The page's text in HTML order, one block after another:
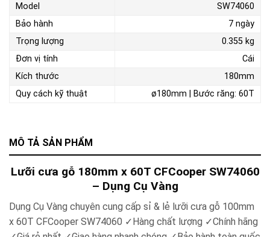
MÔ TẢ SẢN PHẨM
Lưỡi cưa gỗ 180mm x 60T CFCooper SW74060
– Dụng Cụ Vàng
Dụng Cụ Vàng chuyên cung cấp sỉ & lẻ lưỡi cưa gỗ 100mm
x 60T CFCooper SW74060 ✓ Hàng chất lượng ✓Chính hãng
Model
SW74060
Bảo hành
7 ngày
Trọng lượng
0.355 kg
Đơn vị tính
Cái
Kích thước
180mm
Quy cách kỹ thuật
ø180mm | Bước răng: 60T